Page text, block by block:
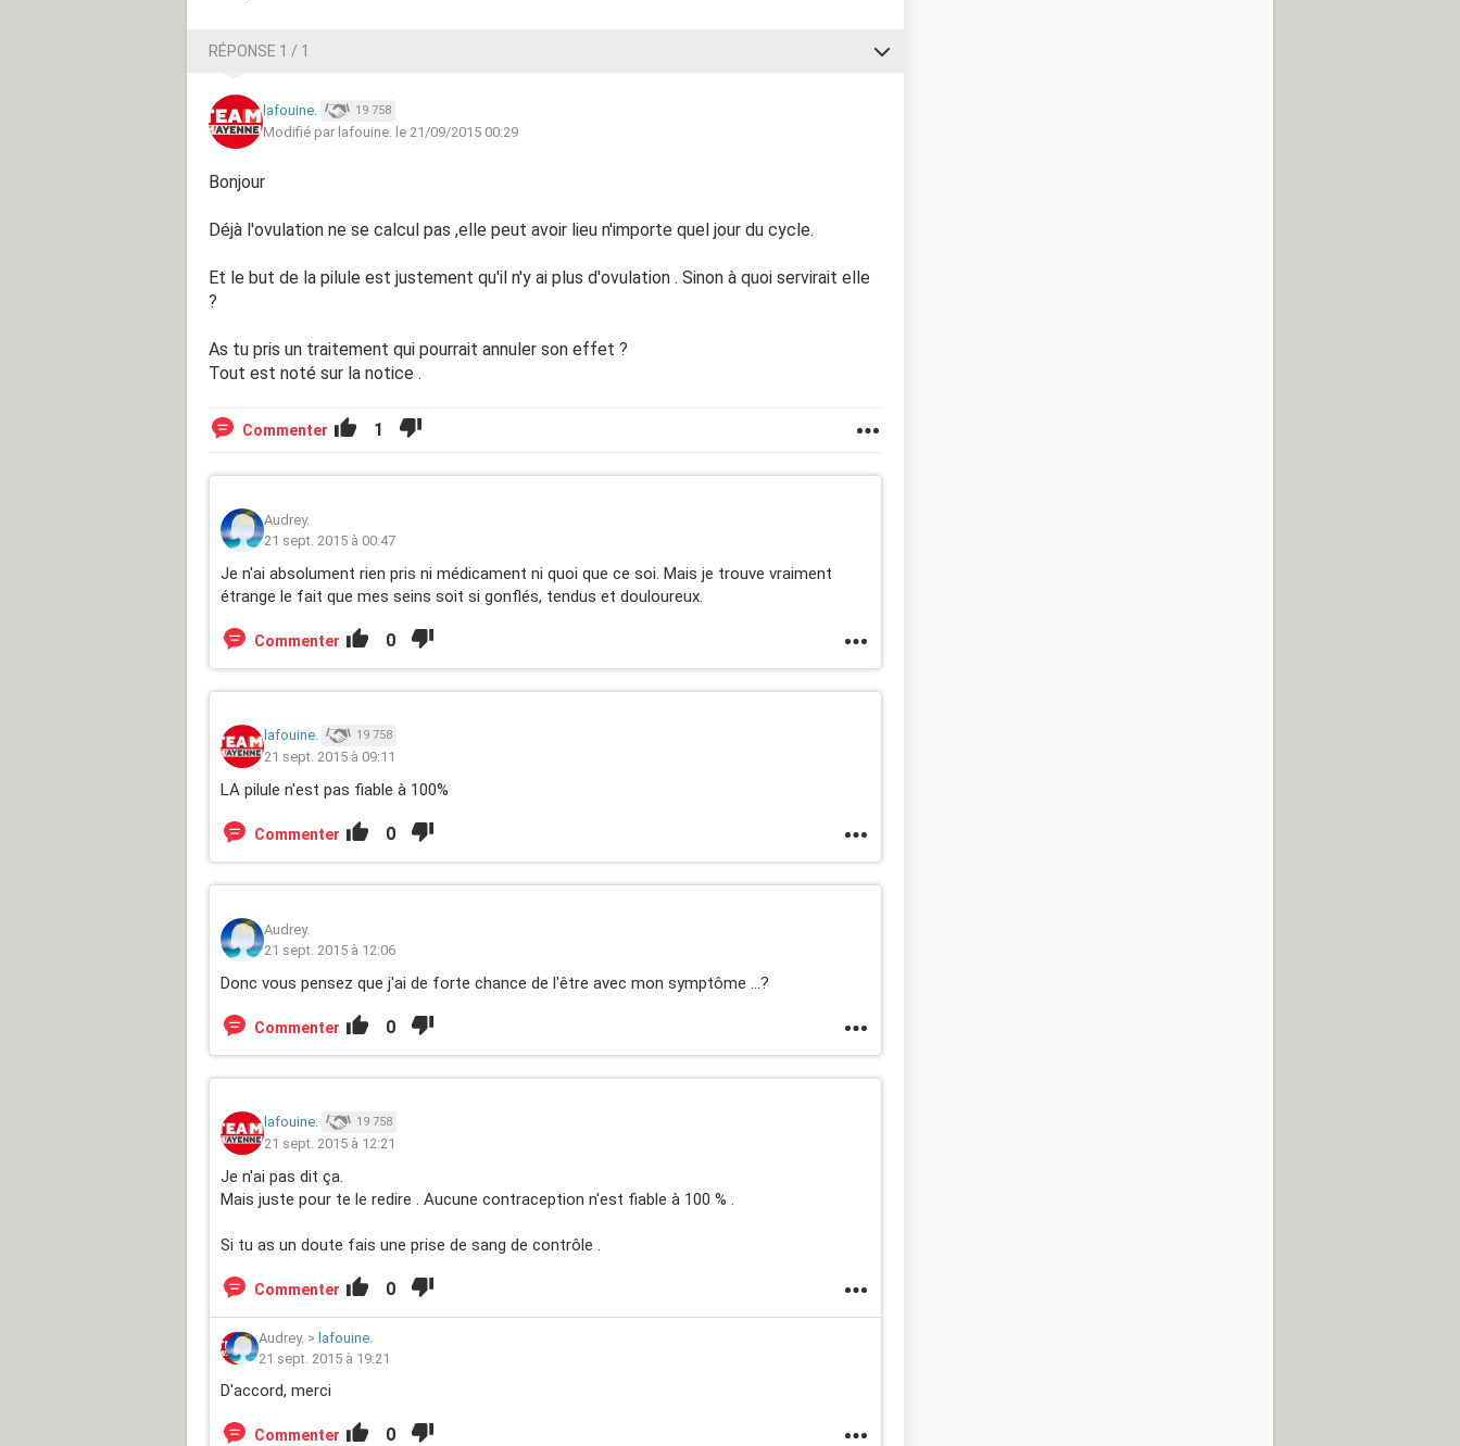
RÉPONSE 1 / 1
lafouine. 19 758
Modifié par lafouine. le 21/09/2015 00:29
Bonjour
Déjà l'ovulation ne se calcul pas ,elle peut avoir lieu n'importe quel jour du cycle.
Et le but de la pilule est justement qu'il n'y ai plus d'ovulation . Sinon à quoi servirait elle
?
As tu pris un traitement qui pourrait annuler son effet ?
Tout est noté sur la notice .
Commenter 1
Audrey.
21 sept. 2015 à 00:47
Je n'ai absolument rien pris ni médicament ni quoi que ce soi. Mais je trouve vraiment
étrange le fait que mes seins soit si gonflés, tendus et douloureux.
Commenter 0
lafouine. 19 758
21 sept. 2015 à 09:11
LA pilule n'est pas fiable à 100%
Commenter 0
Audrey.
21 sept. 2015 à 12:06
Donc vous pensez que j'ai de forte chance de l'être avec mon symptôme ...?
Commenter 0
lafouine. 19 758
21 sept. 2015 à 12:21
Je n'ai pas dit ça.
Mais juste pour te le redire . Aucune contraception n'est fiable à 100 % .
Si tu as un doute fais une prise de sang de contrôle .
Commenter 0
Audrey. > lafouine.
21 sept. 2015 à 19:21
D'accord, merci
Commenter 0